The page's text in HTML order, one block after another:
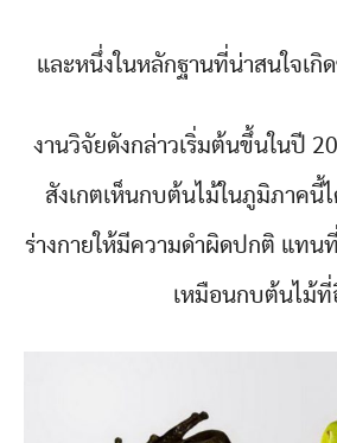
และหนึ่งในหลักฐานที่น่าสนใจเกิ
งานวิจัยดังกล่าวเริ่มต้นขึ้นในปี
สังเกตเห็นกบต้นไม้ในภูมิภาค
ร่างกายให้มีความดำผิดปกติ แทน
เหมือนกบต้นไม้ที่